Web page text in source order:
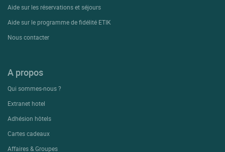
Aide sur les réservations et séjours
Aide sur le programme de fidélité ETIK
Nous contacter
A propos
Qui sommes-nous ?
Extranet hotel
Adhésion hôtels
Cartes cadeaux
Affaires & Groupes